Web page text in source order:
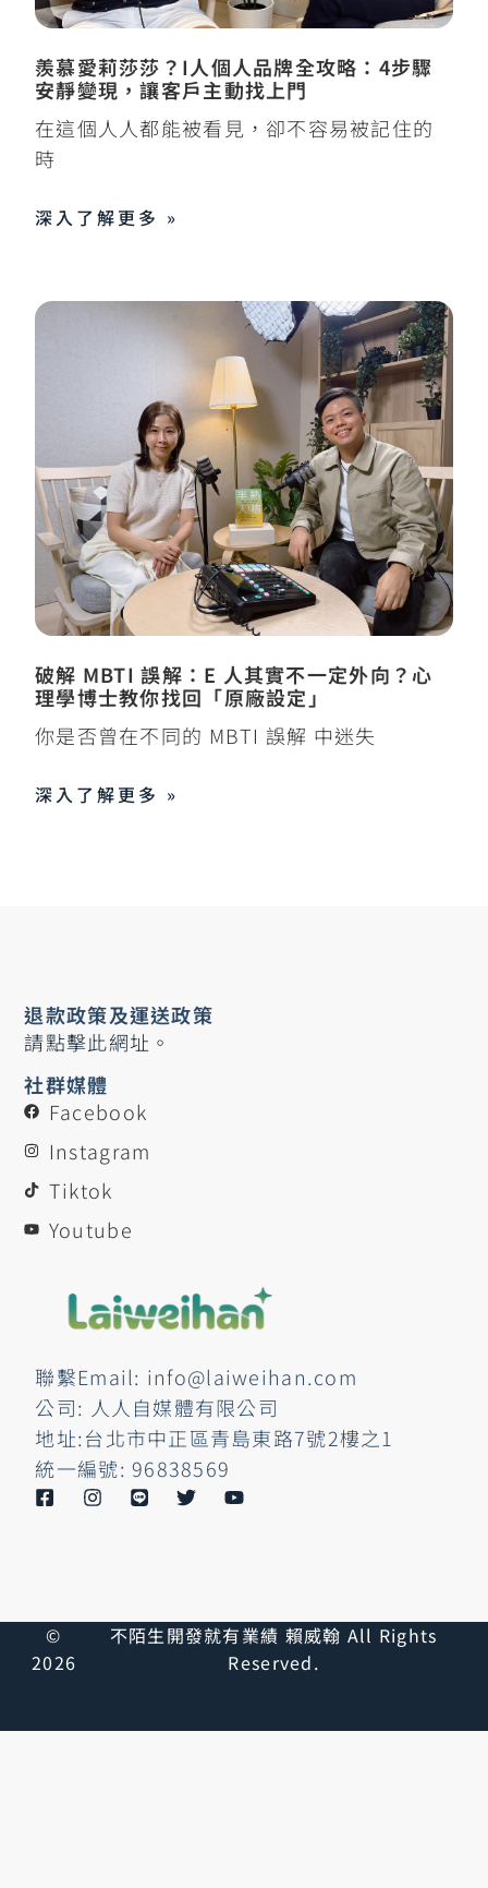
羨慕愛莉莎莎？I人個人品牌全攻略：4步驟
安靜變現，讓客戶主動找上門
在這個人人都能被看見，卻不容易被記住的
時
深入了解更多 »
破解 MBTI 誤解：E 人其實不一定外向？心
理學博士教你找回「原廠設定」
你是否曾在不同的 MBTI 誤解 中迷失
深入了解更多 »
聯繫Email: info@laiweihan.com
公司: 人人自媒體有限公司
地址:台北市中正區青島東路7號2樓之1
統一編號: 96838569
社群媒體
Facebook
Instagram
Tiktok
Youtube
退款政策及運送政策
請點擊此網址。
©
2026
不陌生開發就有業績 賴威翰 All Rights
Reserved.